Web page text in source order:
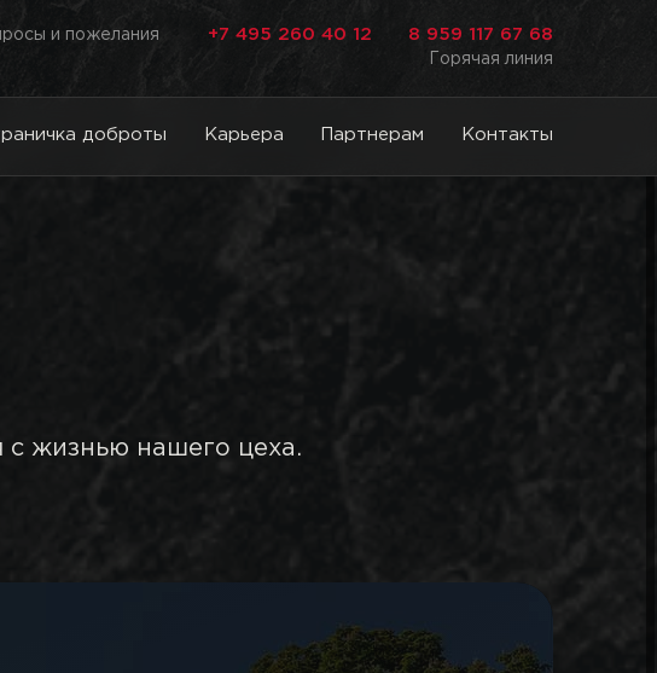
и пожелания +7 495 260 40 12 8 959 117 67 68
Горячая линия
доброты Карьера Партнерам Контакты
с жизнью нашего цеха.